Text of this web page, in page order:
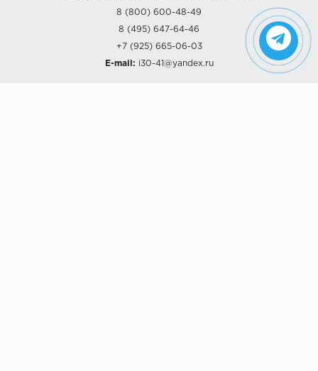
8 (800) 600-48-49
8 (495) 647-64-46
+7 (925) 665-06-03
E-mail: i30-41@yandex.ru